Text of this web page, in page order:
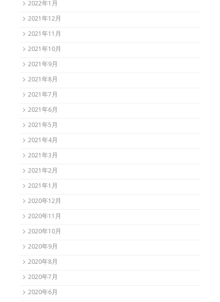
2022年1月
2021年12月
2021年11月
2021年10月
2021年9月
2021年8月
2021年7月
2021年6月
2021年5月
2021年4月
2021年3月
2021年2月
2021年1月
2020年12月
2020年11月
2020年10月
2020年9月
2020年8月
2020年7月
2020年6月